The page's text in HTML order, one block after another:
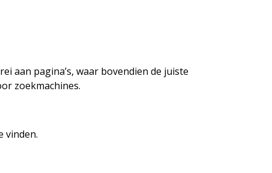
aan pagina’s, waar bovendien de juiste
zoekmachines.
vinden.